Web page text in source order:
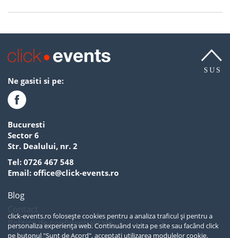
click-events.ro folosește cookies pentru a analiza traficul și pentru a
personaliza experiența web. Continuând vizita pe site sau facând click
pe butonul "Sunt de Acord", acceptați utilizarea modulelor cookie.
SUS
Ne gasiti si pe:
Bucuresti
Sector 6
Str. Dealului, nr. 2
Tel: 0726 467 548
Email: office@click-events.ro
Blog
Politica de confidentialitate